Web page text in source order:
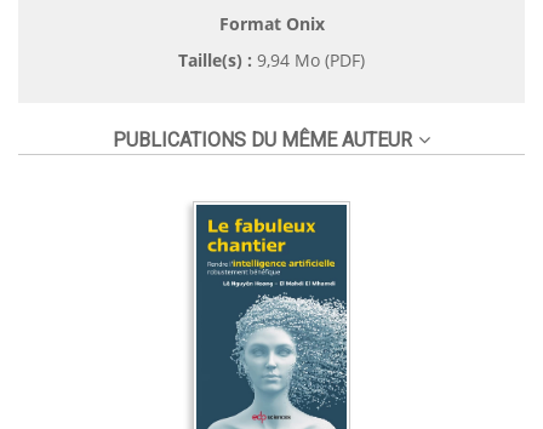
Format Onix
Taille(s) : 9,94 Mo (PDF)
PUBLICATIONS DU MÊME AUTEUR